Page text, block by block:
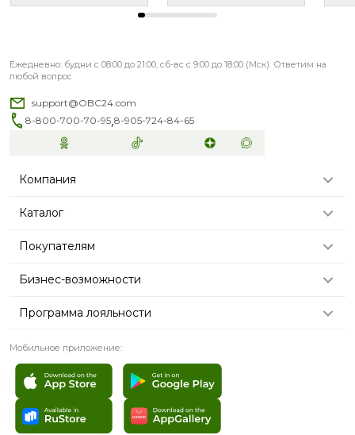
Ежедневно: будни с 08:00 до 21:00, сб-вс с 9:00 до 18:00 (Мск). Ответим на
любой вопрос
support@OBC24.com
8-800-700-70-95,8-905-724-84-65
Компания
Каталог
Покупателям
Бизнес-возможности
Программа лояльности
Мобильное приложение: